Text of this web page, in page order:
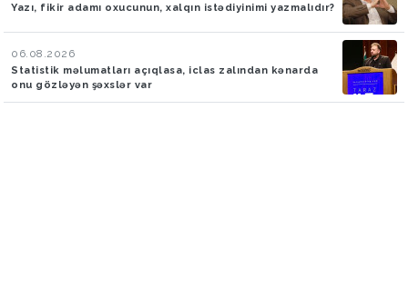
Yazı, fikir adamı oxucunun, xalqın istədiyinimi yazmalıdır?
06.08.2026
Statistik məlumatları açıqlasa, iclas zalından kənarda
onu gözləyən şəxslər var